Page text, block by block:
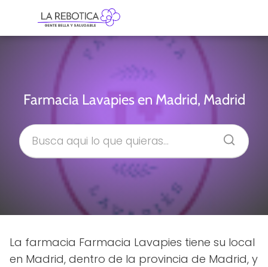
Farmacia Lavapies en Madrid, Madrid
La farmacia Farmacia Lavapies tiene su local
en Madrid, dentro de la provincia de Madrid, y